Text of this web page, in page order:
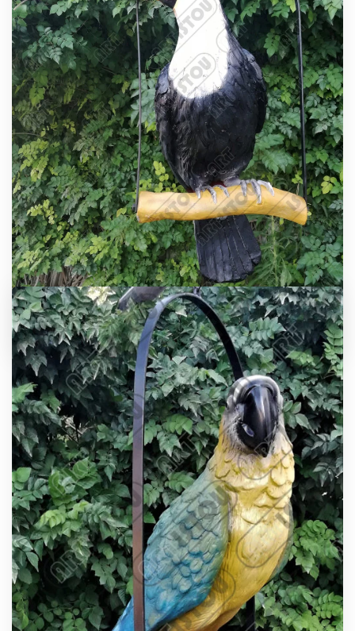
Déco Jardin tucon